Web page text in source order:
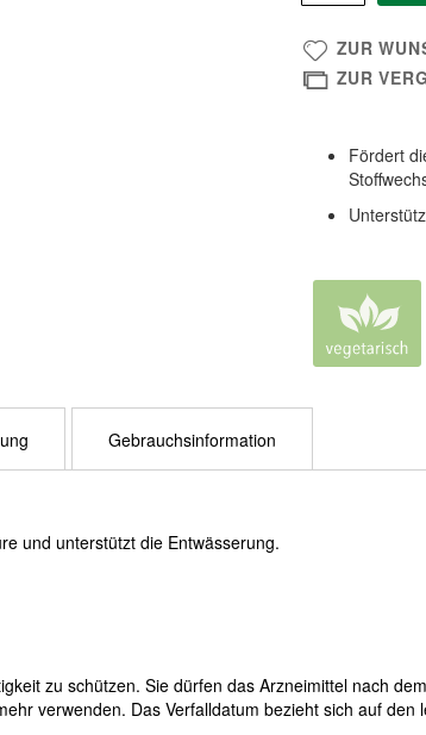
ZUR
ZUR
Fördert
und unterstützt die Entwässerung.
zu schützen. Sie dürfen das Arzneimittel nach
verwenden. Das Verfalldatum bezieht sich auf den
Gebrauchsinformation